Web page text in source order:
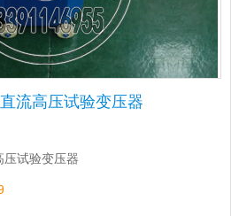
流高压试验变压器
压试验变压器